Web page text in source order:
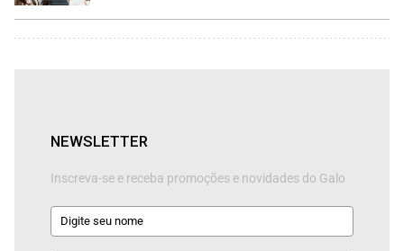
NEWSLETTER
Inscreva-se e receba promoções e novidades do Galo